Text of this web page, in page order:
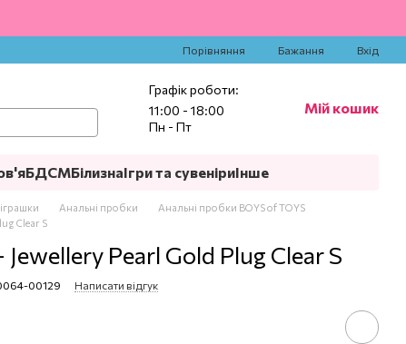
Порівняння Бажання Вхід
Графік роботи:
11:00 - 18:00
Пн - Пт
Мій кошик
БДСМБілизнаІгри та сувеніриІнше
Анальні пробки
Анальні пробки BOYS of TOYS
Clear S
Pearl Gold Plug Clear S
00129 Написати відгук